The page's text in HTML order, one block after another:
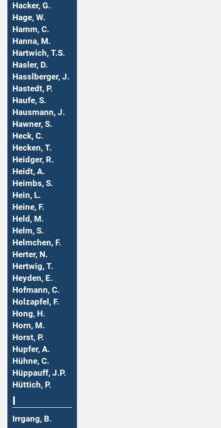
Hacker, G.
Hage, W.
Hamm, C.
Hanna, M.
Hartwich, T.S.
Hasler, D.
Hasslberger, J.
Hastedt, P.
Haufe, S.
Hausmann, J.
Hawner, S.
Heck, C.
Hecken, T.
Heidger, R.
Heidt, A.
Heimbs, S.
Hein, L.
Heine, F.
Held, M.
Helm, S.
Helmchen, F.
Herter, N.
Hertwig, T.
Heyden, E.
Hofmann, C.
Holzapfel, F.
Hong, H.
Horn, M.
Horst, P.
Hupfer, A.
Hühne, C.
Hüppauff, J.P.
Hüttich, P.
Irrgang, B.